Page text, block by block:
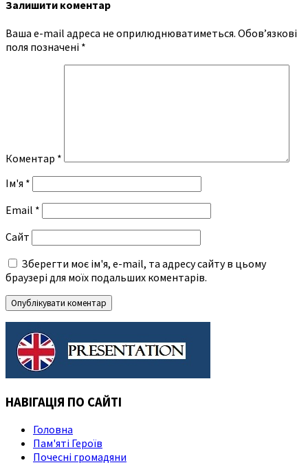
Залишити коментар
Ваша e-mail адреса не оприлюднюватиметься. Обов’язкові
поля позначені *
Коментар *
Ім'я *
Email *
Сайт
Зберегти моє ім'я, e-mail, та адресу сайту в цьому
браузері для моїх подальших коментарів.
НАВІГАЦІЯ ПО САЙТІ
Головна
Пам'яті Героїв
Почесні громадяни